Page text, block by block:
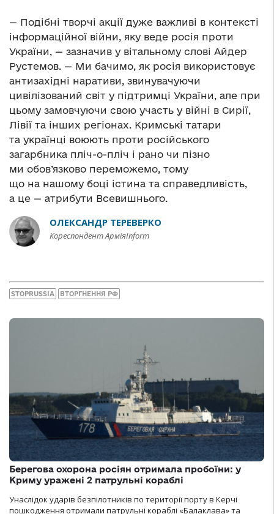
— Подібні творчі акції дуже важливі в контексті
інформаційної війни, яку веде росія проти
України, — зазначив у вітальному слові Айдер
Рустемов. — Ми бачимо, як росія використовує
антизахідні наративи, звинувачуючи
цивілізований світ у підтримці України, але при
цьому замовчуючи свою участь у війні в Сирії,
Лівії та інших регіонах. Кримські татари
та українці воюють проти російського
загарбника пліч-о-пліч і рано чи пізно
ми обов’язково переможемо, тому
що на нашому боці істина та справедливість,
а це — атрибути Всевишнього.
ОЛЕКСАНДР ТЕРЕВЕРКО
Кореспондент АрміяInform
STOPRUSSIA ВТОРГНЕННЯ РФ
Берегова охорона росіян отримала пробоїни: у
Криму уражені 2 патрульні кораблі
Унаслідок ударів безпілотників по території порту в Керчі
пошкодження отримали патрульні кораблі «Балаклава» та